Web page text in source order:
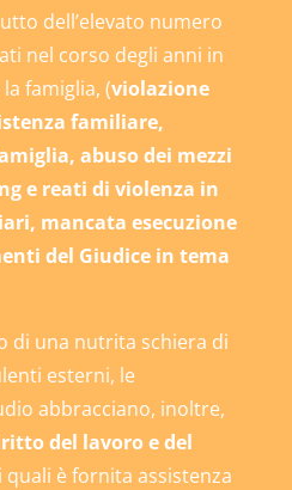
dell’elevato numero
nel corso degli anni in
famiglia, (violazione
familiare,
abuso dei mezzi
e reati di violenza in
mancata esecuzione
del Giudice in tema
di una nutrita schiera di
esterni, le
abbracciano, inoltre,
del lavoro e del
quali è fornita assistenza